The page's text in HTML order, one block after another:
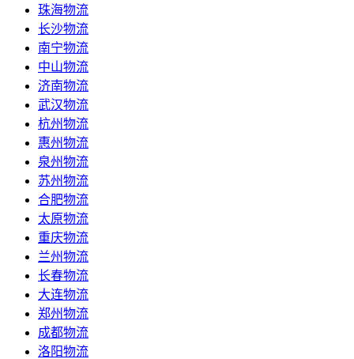
珠海物流
长沙物流
南宁物流
中山物流
济南物流
武汉物流
杭州物流
惠州物流
泉州物流
苏州物流
合肥物流
太原物流
重庆物流
兰州物流
长春物流
大连物流
郑州物流
成都物流
洛阳物流